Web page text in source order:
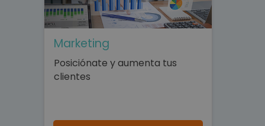
Marketing
Posiciónate y aumenta tus
clientes